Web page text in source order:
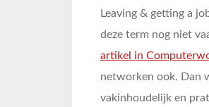
Leaving & getting a
deze term nog niet
artikel in
networken ook. Dan
vakinhoudelijk en